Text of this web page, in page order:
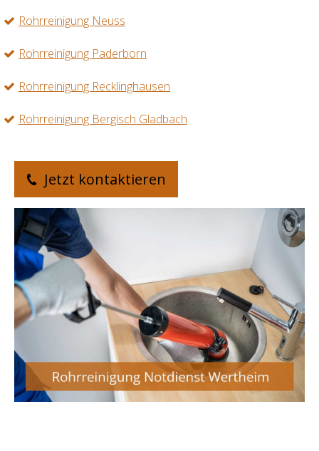
Rohrreinigung Neuss
Rohrreinigung Paderborn
Rohrreinigung Recklinghausen
Rohrreinigung Bergisch Gladbach
Jetzt kontaktieren